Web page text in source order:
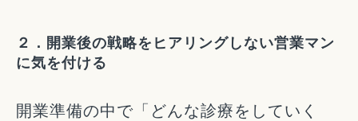
２．開業後の戦略をヒアリングしない営業マン
に気を付ける
開業準備の中で「どんな診療をしていく